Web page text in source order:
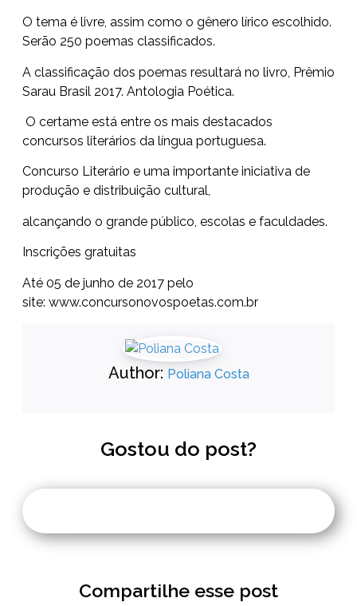
O tema é livre, assim como o gênero lírico escolhido.
Serão 250 poemas classificados.
A classificação dos poemas resultará no livro, Prêmio
Sarau Brasil 2017. Antologia Poética.
O certame está entre os mais destacados
concursos literários da língua portuguesa.
Concurso Literário e uma importante iniciativa de
produção e distribuição cultural,
alcançando o grande público, escolas e faculdades.
Inscrições gratuitas
Até 05 de junho de 2017 pelo
site: www.concursonovospoetas.com.br
Author: Poliana Costa
Gostou do post?
Compartilhe esse post